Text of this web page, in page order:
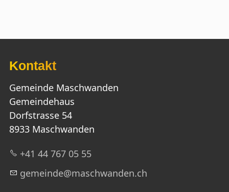
Kontakt
Gemeinde Maschwanden
Gemeindehaus
Dorfstrasse 54
8933 Maschwanden
+41 44 767 05 55
g m nd m schw nd n ch